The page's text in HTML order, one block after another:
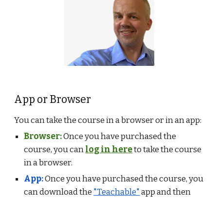
App or Browser
You can take the course in a browser or in an app:
Browser:Once you have purchased the
course, you canlog in hereto take the course
in a browser.
App:Once you have purchased the course, you
can download the "Teachable" app and then